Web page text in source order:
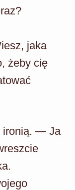
jaka
żeby cię
ironią. — Ja